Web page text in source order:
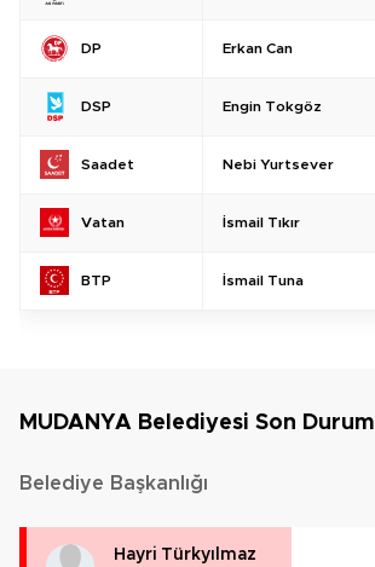
DP Erkan Can
DSP Engin Tokgöz
Saadet Nebi Yurtsever
Vatan İsmail Tıkır
BTP İsmail Tuna
MUDANYA Belediyesi Son Durum
Belediye Başkanlığı
Hayri Türkyılmaz